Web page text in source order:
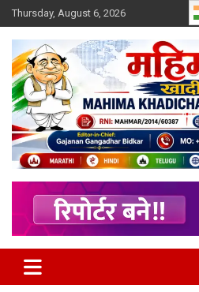
Skip
to
content
Thursday, August 6, 2026
Mahimakhadicha